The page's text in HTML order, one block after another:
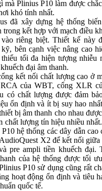
mà Plinius P10 làm được
khó tính nhất.
đã xây dựng hệ thống
trong kết hợp với mạch điều
riêng biệt. Thiết kế này
bên cạnh việc nâng cao
tối đa hiện tượng nhiễu
đại âm thanh.
kết nối chất lượng cao ở
của WBT, cổng XLR
có chất lượng được đảm
ổn định và ít bị suy hao
bị âm thanh cho nhau
chất lượng tín hiệu nhiều
hệ thống các dây dẫn cao
X2 để kết nối
pre ampli tiền khuếch đại.
của hệ thống được tối
P10 sử dụng cũng rất
hoạt động ổn định và tiêu
quốc tế.